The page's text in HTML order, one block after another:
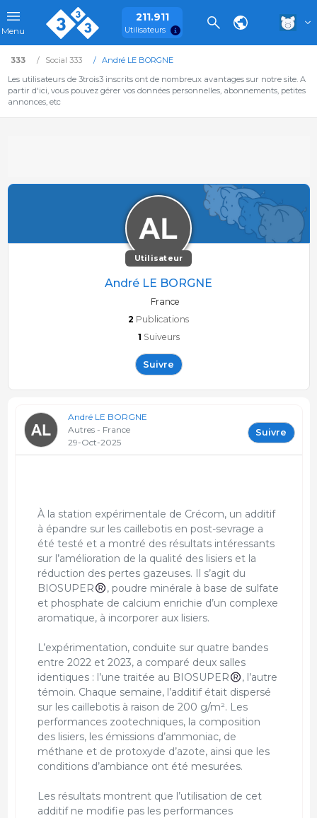
Menu
211.911
Utilisateurs
333 Social 333
André LE BORGNE
Les utilisateurs de 3trois3 inscrits ont de nombreux avantages sur notre site. A
partir d'ici, vous pouvez gérer vos données personnelles, abonnements, petites
annonces, etc
Utilisateur
André LE BORGNE
France
2 Publications
1 Suiveurs
Suivre
André LE BORGNE
Autres - France
29-Oct-2025
Suivre
À la station expérimentale de Crécom, un additif
à épandre sur les caillebotis en post-sevrage a
été testé et a montré des résultats intéressants
sur l’amélioration de la qualité des lisiers et la
réduction des pertes gazeuses. Il s’agit du
BIOSUPER
, poudre minérale à base de sulfate
et phosphate de calcium enrichie d’un complexe
aromatique, à incorporer aux lisiers.
L’expérimentation, conduite sur quatre bandes
entre 2022 et 2023, a comparé deux salles
identiques : l’une traitée au BIOSUPER
, l’autre
témoin. Chaque semaine, l’additif était dispersé
sur les caillebotis à raison de 200 g/m². Les
performances zootechniques, la composition
des lisiers, les émissions d’ammoniac, de
méthane et de protoxyde d’azote, ainsi que les
conditions d’ambiance ont été mesurées.
Les résultats montrent que l’utilisation de cet
additif ne modifie pas les performances